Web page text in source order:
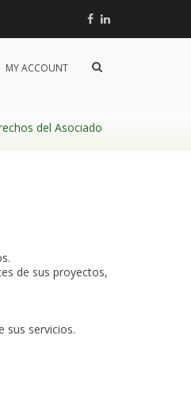
Facebook
Linkedin
MY ACCOUNT
Mostrar
búsqueda
del Asociado
de sus proyectos,
sus servicios.